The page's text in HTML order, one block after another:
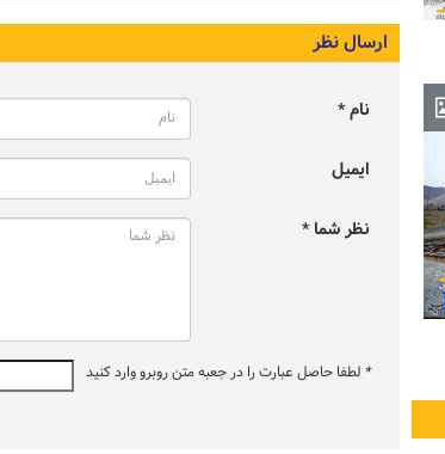
ارسال نظر
نام *
ایمیل
نظر شما *
* لطفا حاصل عبارت را در جعبه متن روبرو وارد کنید